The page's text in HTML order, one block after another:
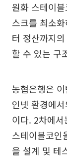
원화 스테이
스크를 최소
터 정산까지
할 수 있는 구
농협은행은
인넷 환경에
이다. 2차에
스테이블코인
을 설계 및 테